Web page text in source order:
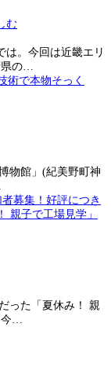
む
は。今回は近畿エリ
県の…
物館」(紀美野町神
った「夏休み！ 親
今…